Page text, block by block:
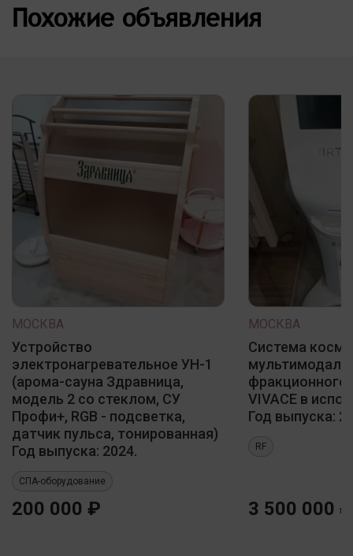
Похожие объявления
МОСКВА
Устройство
электронагревательное УН-1
(арома-сауна Здравница,
модель 2 со стеклом, СУ
Профи+, RGB - подсветка,
датчик пульса, тонированная)
Год выпуска: 2024.
СПА-оборудование
200 000 ₽
МОСКВА
Система
фракционного
VIVACE в
Год выпуска:
RF
3 500 000 ₽